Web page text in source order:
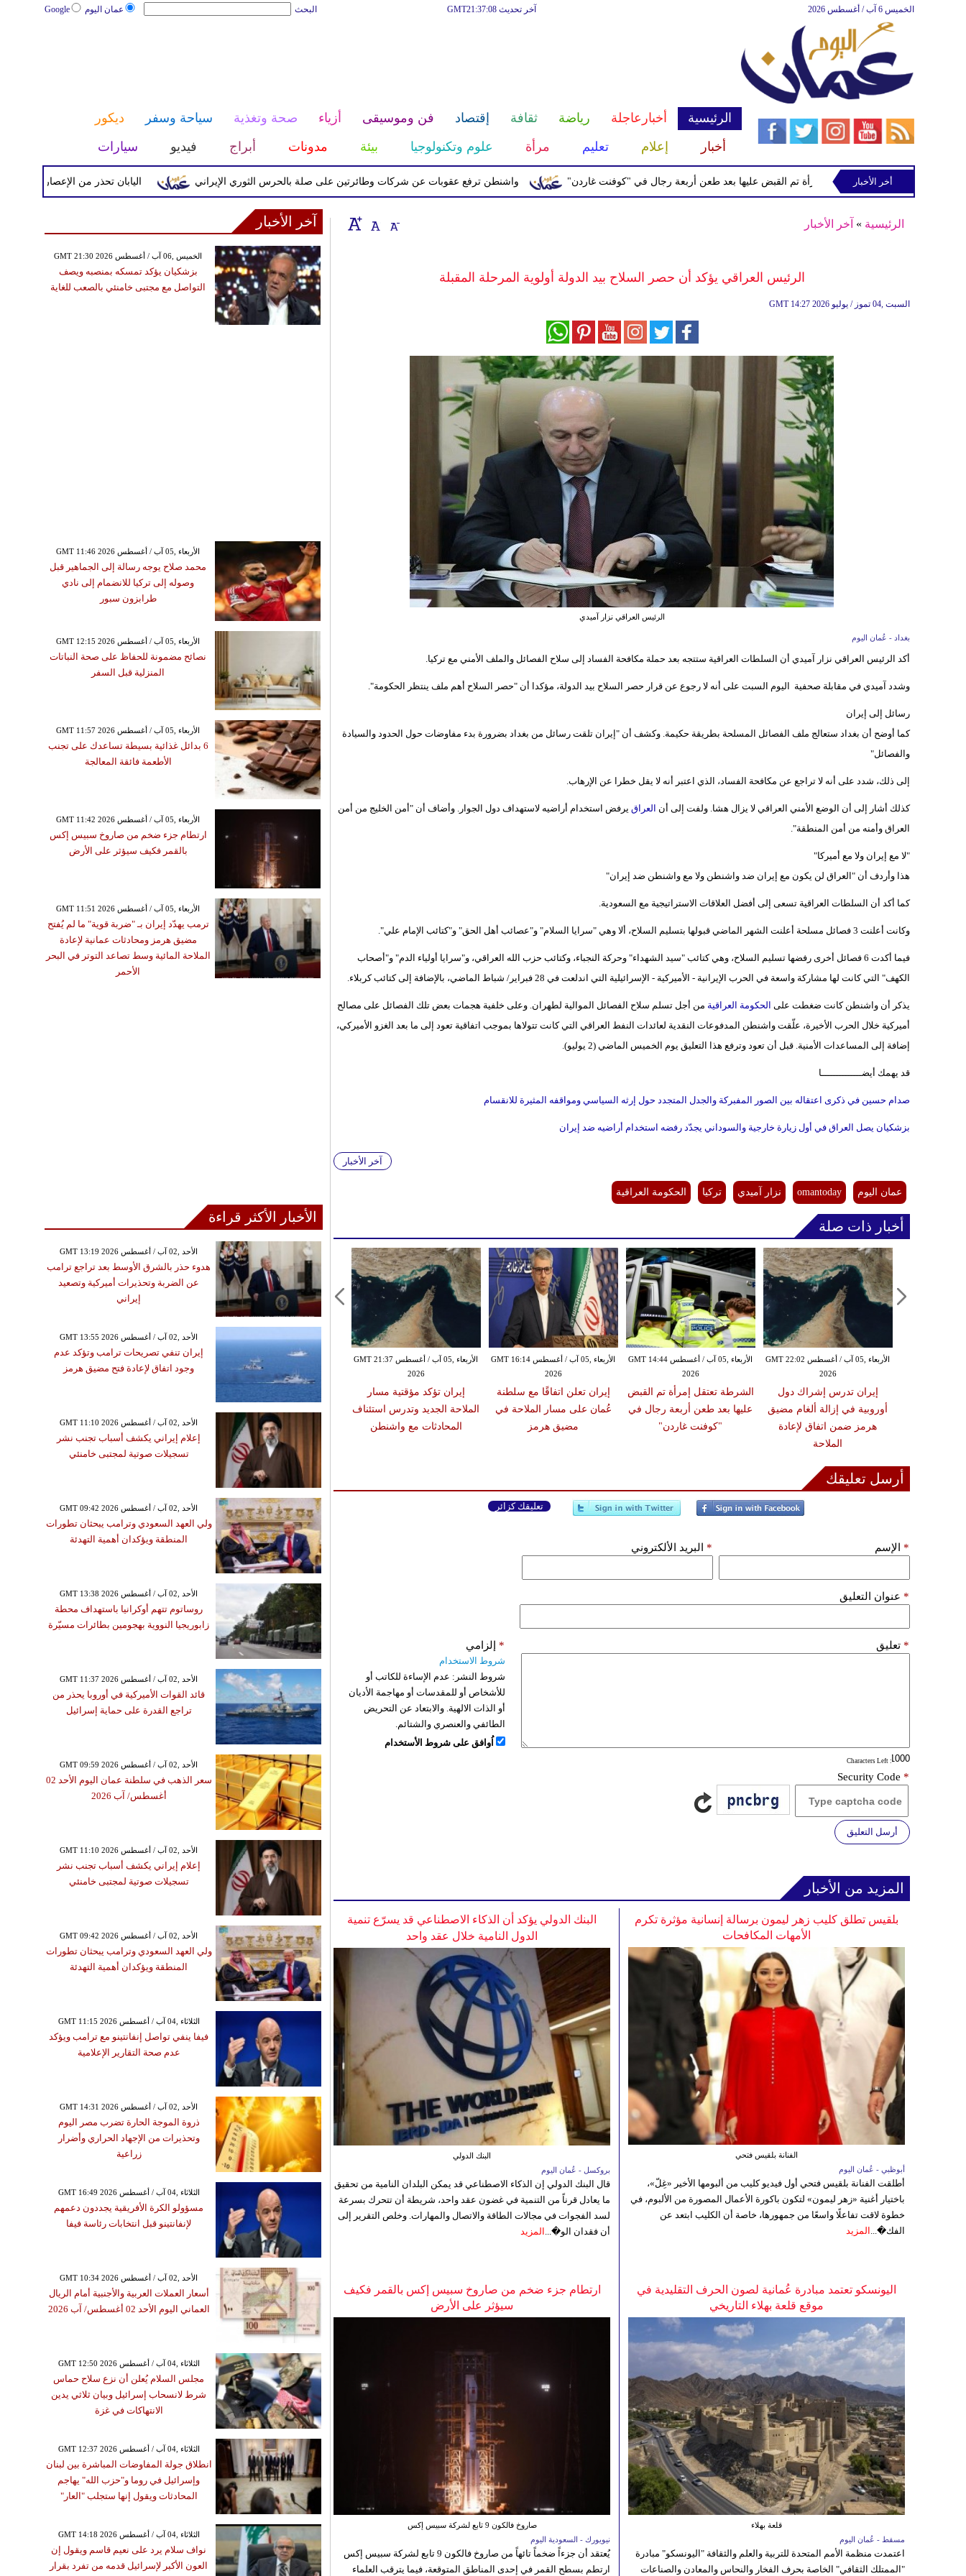
عمان اليوم Google البحث آخر تحديث GMT21:37:08 الخميس 6 آب / أغسطس 2026
الرئيسية أخبارعاجلة رياضة ثقافة إقتصاد فن وموسيقى أزياء صحة وتغذية سياحة وسفر
ديكور
أخبار
إعلام تعليم مرأة علوم وتكنولوجيا بيئة مدونات أبراج فيديو سيارات
اليابان تحذر من الإعصار دولفين ورياح واشنطن ترفع عقوبات عن شركات وطائرتين على صلة بالحرس الثوري الإيراني الشرطة تعتقل إمرأة تم القبض عليها بعد طعن أربعة رجال في "كوفنت غاردن"
أخر الأخبار
الرئيسية » آخر الأخبار
الرئيس العراقي يؤكد أن حصر السلاح بيد الدولة أولوية المرحلة المقبلة
GMT 14:27 2026 السبت ,04 تموز / يوليو
الرئيس العراقي نزار آميدي
بغداد - عُمان اليوم
أكد الرئيس العراقي نزار آميدي أن السلطات العراقية ستتجه بعد حملة مكافحة الفساد إلى سلاح الفصائل والملف الأمني مع تركيا.
وشدد آميدي في مقابلة صحفية اليوم السبت على أنه لا رجوع عن قرار حصر السلاح بيد الدولة، مؤكدا أن "حصر السلاح أهم ملف ينتظر الحكومة".
رسائل إلى إيران
كما أوضح أن بغداد ستعالج ملف الفصائل المسلحة بطريقة حكيمة. وكشف أن "إيران تلقت رسائل من بغداد بضرورة بدء مفاوضات حول الحدود والسيادة
والفصائل"
إلى ذلك، شدد على أنه لا تراجع عن مكافحة الفساد، الذي اعتبر أنه لا يقل خطرا عن الإرهاب.
كذلك أشار إلى أن الوضع الأمني العراقي لا يزال هشا. ولفت إلى أن العراق يرفض استخدام أراضيه لاستهداف دول الجوار. وأضاف أن "أمن الخليج من أمن
العراق وأمنه من أمن المنطقة".
"لا مع إيران ولا مع أميركا"
هذا وأردف أن "العراق لن يكون مع إيران ضد واشنطن ولا مع واشنطن ضد إيران"
كما أكد أن السلطات العراقية تسعى إلى أفضل العلاقات الاستراتيجية مع السعودية.
وكانت أعلنت 3 فصائل مسلحة أعلنت الشهر الماضي قبولها بتسليم السلاح، ألا وهي "سرايا السلام" و"عصائب أهل الحق" و"كتائب الإمام علي".
فيما أكدت 6 فصائل أخرى رفضها تسليم السلاح، وهي كتائب "سيد الشهداء" وحركة النجباء، وكتائب حزب الله العراقي، و"سرايا أولياء الدم" و"أصحاب
الكهف" التي كانت لها مشاركة واسعة في الحرب الإيرانية - الأميركية - الإسرائيلية التي اندلعت في 28 فبراير/ شباط الماضي، بالإضافة إلى كتائب كربلاء.
يذكر أن واشنطن كانت ضغطت على الحكومة العراقية من أجل تسلم سلاح الفصائل الموالية لطهران. وعلى خلفية هجمات بعض تلك الفصائل على مصالح
أميركية خلال الحرب الأخيرة، علّقت واشنطن المدفوعات النقدية لعائدات النفط العراقي التي كانت تتولاها بموجب اتفاقية تعود إلى ما بعد الغزو الأميركي،
إضافة إلى المساعدات الأمنية. قبل أن تعود وترفع هذا التعليق يوم الخميس الماضي (2 يوليو).
قد يهمك أيضــــــــــــــا
صدام حسين في ذكرى اعتقاله بين الصور المفبركة والجدل المتجدد حول إرثه السياسي ومواقفه المثيرة للانقسام
بزشكيان يصل العراق في أول زيارة خارجية والسوداني يجدّد رفضه استخدام أراضيه ضد إيران
آخر الأخبار
عمان اليوم omantoday نزار آميدي تركيا الحكومة العراقية
أخبار ذات صلة
الأربعاء ,05 آب / أغسطس GMT 21:37
2026
إيران تؤكد مؤقتية مسار
الملاحة الجديد وتدرس استئناف
المحادثات مع واشنطن
الأربعاء ,05 آب / أغسطس GMT 16:14
2026
إيران تعلن اتفاقًا مع سلطنة
عُمان على مسار الملاحة في
مضيق هرمز
الأربعاء ,05 آب / أغسطس GMT 14:44
2026
الشرطة تعتقل إمرأة تم القبض
عليها بعد طعن أربعة رجال في
"كوفنت غاردن"
الأربعاء ,05 آب / أغسطس GMT 22:02
2026
إيران تدرس إشراك دول
أوروبية في إزالة ألغام مضيق
هرمز ضمن اتفاق لإعادة
الملاحة
أرسل تعليقك
تعليقك كزائر
الإسم * البريد الألكتروني *
عنوان التعليق *
تعليق *
: Characters Left
إلزامي *
شروط الاستخدام
شروط النشر: عدم الإساءة للكاتب أو
للأشخاص أو للمقدسات أو مهاجمة الأديان
أو الذات الالهية. والابتعاد عن التحريض
الطائفي والعنصري والشتائم.
اُوافق على شروط الأستخدام
Security Code *
أرسل التعليق
المزيد من الأخبار
البنك الدولي يؤكد أن الذكاء الاصطناعي قد يسرّع تنمية
الدول النامية خلال عقد واحد
البنك الدولي
بروكسل - عُمان اليوم
قال البنك الدولي إن الذكاء الاصطناعي قد يمكن البلدان النامية من تحقيق
ما يعادل قرناً من التنمية في غضون عقد واحد، شريطة أن تتحرك بسرعة
لسد الفجوات في مجالات الطاقة والاتصال والمهارات. وخلص التقرير إلى
أن فقدان الو�... المزيد
بلقيس تطلق كليب زهر ليمون برسالة إنسانية مؤثرة تكرم
الأمهات المكافحات
الفنانة بلقيس فتحي
أبوظبي - عُمان اليوم
أطلقت الفنانة بلقيس فتحي أول فيديو كليب من ألبومها الأخير «غِلّ»،
باختيار أغنية «زهر ليمون» لتكون باكورة الأعمال المصورة من الألبوم، في
خطوة لاقت تفاعلًا واسعًا من جمهورها، خاصة أن الكليب ابتعد عن
الفك�... المزيد
ارتطام جزء ضخم من صاروخ سبيس إكس بالقمر فكيف
سيؤثر على الأرض
صاروخ فالكون 9 تابع لشركة سبيس إكس
نيويورك - السعودية اليوم
يُعتقد أن جزءاً ضخماً تائهاً من صاروخ فالكون 9 تابع لشركة سبيس إكس
ارتطم بسطح القمر في إحدى المناطق المتوقعة، فيما يترقب العلماء
اليونسكو تعتمد مبادرة عُمانية لصون الحرف التقليدية في
موقع قلعة بهلاء التاريخي
قلعة بهلاء
مسقط - عُمان اليوم
اعتمدت منظمة الأمم المتحدة للتربية والعلم والثقافة "اليونسكو" مبادرة
"الممتلك الثقافي" الخاصة بحرف الفخار والنحاس والمعادن والصناعات
آخر الأخبار
GMT 21:30 2026 الخميس ,06 آب / أغسطس
بزشكيان يؤكد تمسكه بمنصبه ويصف
التواصل مع مجتبى خامنئي بالصعب للغاية
GMT 11:46 2026 الأربعاء ,05 آب / أغسطس
محمد صلاح يوجه رسالة إلى الجماهير قبل
وصوله إلى تركيا للانضمام إلى نادي
طرابزون سبور
GMT 12:15 2026 الأربعاء ,05 آب / أغسطس
نصائح مضمونة للحفاظ على صحة النباتات
المنزلية قبل السفر
GMT 11:57 2026 الأربعاء ,05 آب / أغسطس
6 بدائل غذائية بسيطة تساعدك على تجنب
الأطعمة فائقة المعالجة
GMT 11:42 2026 الأربعاء ,05 آب / أغسطس
ارتطام جزء ضخم من صاروخ سبيس إكس
بالقمر فكيف سيؤثر على الأرض
GMT 11:51 2026 الأربعاء ,05 آب / أغسطس
ترمب يهدّد إيران بـ "ضربة قوية" ما لم يُفتح
مضيق هرمز ومحادثات عمانية لإعادة
الملاحة المائية وسط تصاعد التوتر في البحر
الأحمر
الأخبار الأكثر قراءة
GMT 13:19 2026 الأحد ,02 آب / أغسطس
هدوء حذر بالشرق الأوسط بعد تراجع ترامب
عن الضربة وتحذيرات أميركية وتصعيد
إيراني
GMT 13:55 2026 الأحد ,02 آب / أغسطس
إيران تنفي تصريحات ترامب وتؤكد عدم
وجود اتفاق لإعادة فتح مضيق هرمز
GMT 11:10 2026 الأحد ,02 آب / أغسطس
إعلام إيراني يكشف أسباب تجنب نشر
تسجيلات صوتية لمجتبى خامنئي
GMT 09:42 2026 الأحد ,02 آب / أغسطس
ولي العهد السعودي وترامب يبحثان تطورات
المنطقة ويؤكدان أهمية التهدئة
GMT 13:38 2026 الأحد ,02 آب / أغسطس
روساتوم تتهم أوكرانيا باستهداف محطة
زابوريجيا النووية بهجومين بطائرات مسيّرة
GMT 11:37 2026 الأحد ,02 آب / أغسطس
قائد القوات الأميركية في أوروبا يحذر من
تراجع القدرة على حماية إسرائيل
GMT 09:59 2026 الأحد ,02 آب / أغسطس
سعر الذهب في سلطنة عمان اليوم الأحد 02
أغسطس/ آب 2026
GMT 11:10 2026 الأحد ,02 آب / أغسطس
إعلام إيراني يكشف أسباب تجنب نشر
تسجيلات صوتية لمجتبى خامنئي
GMT 09:42 2026 الأحد ,02 آب / أغسطس
ولي العهد السعودي وترامب يبحثان تطورات
المنطقة ويؤكدان أهمية التهدئة
GMT 11:15 2026 الثلاثاء ,04 آب / أغسطس
فيفا ينفي تواصل إنفانتينو مع ترامب ويؤكد
عدم صحة التقارير الإعلامية
GMT 14:31 2026 الأحد ,02 آب / أغسطس
ذروة الموجة الحارة تضرب مصر اليوم
وتحذيرات من الإجهاد الحراري وأضرار
زراعية
GMT 16:49 2026 الثلاثاء ,04 آب / أغسطس
مسؤولو الكرة الأفريقية يجددون دعمهم
لإنفانتينو قبل انتخابات رئاسة فيفا
GMT 10:34 2026 الأحد ,02 آب / أغسطس
أسعار العملات العربية والأجنبية أمام الريال
العماني اليوم الأحد 02 أغسطس/ آب 2026
GMT 12:50 2026 الثلاثاء ,04 آب / أغسطس
مجلس السلام يُعلن أن نزع سلاح حماس
شرط لانسحاب إسرائيل وبيان ثلاثي يدين
الانتهاكات في غزة
GMT 12:37 2026 الثلاثاء ,04 آب / أغسطس
انطلاق جولة المفاوضات المباشرة بين لبنان
وإسرائيل في روما و"حزب الله" يهاجم
المحادثات ويقول إنها ستجلب "العار"
GMT 14:18 2026 الثلاثاء ,04 آب / أغسطس
نواف سلام يرد على نعيم قاسم ويقول إن
العون الأكبر لإسرائيل قدمه من تفرد بقرار